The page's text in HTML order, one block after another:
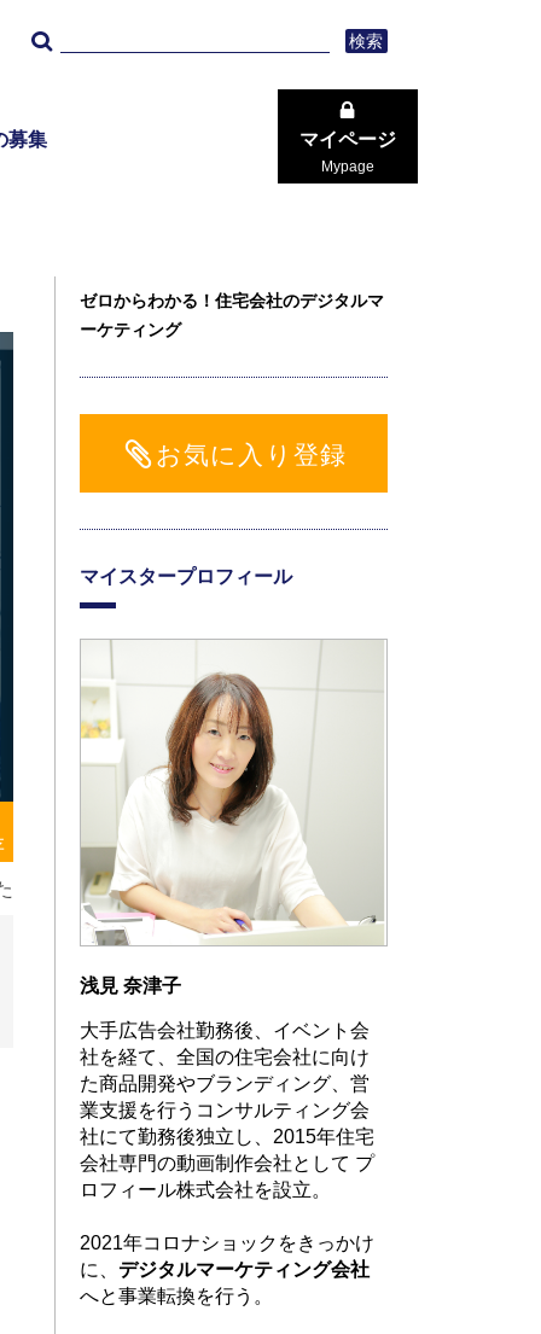
検索
募集 マイページ
Mypage
ゼロからわかる！住宅会社のデジタルマ
ーケティング
お気に入り登録
マイスタープロフィール
浅見 奈津子
大手広告会社勤務後、イベント会
社を経て、全国の住宅会社に向け
た商品開発やブランディング、営
業支援を行うコンサルティング会
社にて勤務後独立し、2015年住宅
会社専門の動画制作会社として プ
ロフィール株式会社を設立。
2021年コロナショックをきっかけ
に、 デジタルマーケティング会社
へと事業転換を行う。